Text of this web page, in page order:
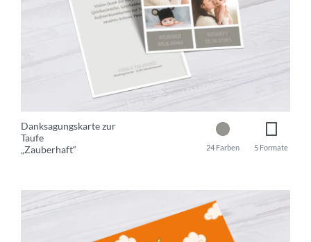
Danksagungskarte zur
Taufe
„Zauberhaft“
5 Formate
24 Farben